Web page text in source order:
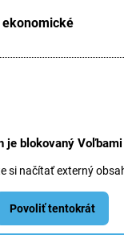
ekonomické
je blokovaný
si načítať externý
Povoliť tentokrát